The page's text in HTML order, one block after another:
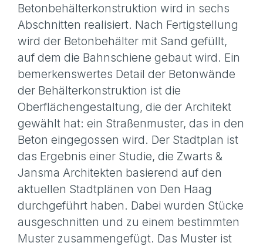
Betonbehälterkonstruktion wird in sechs
Abschnitten realisiert. Nach Fertigstellung
wird der Betonbehälter mit Sand gefüllt,
auf dem die Bahnschiene gebaut wird. Ein
bemerkenswertes Detail der Betonwände
der Behälterkonstruktion ist die
Oberflächengestaltung, die der Architekt
gewählt hat: ein Straßenmuster, das in den
Beton eingegossen wird. Der Stadtplan ist
das Ergebnis einer Studie, die Zwarts &
Jansma Architekten basierend auf den
aktuellen Stadtplänen von Den Haag
durchgeführt haben. Dabei wurden Stücke
ausgeschnitten und zu einem bestimmten
Muster zusammengefügt. Das Muster ist